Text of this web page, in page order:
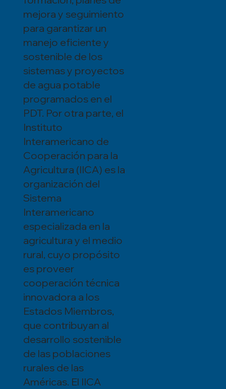
mejora y seguimiento
para garantizar un
manejo eficiente y
sostenible de los
sistemas y proyectos
de agua potable
programados en el
PDT. Por otra parte, el
Instituto
Interamericano de
Cooperación para la
Agricultura (IICA) es la
organización del
Sistema
Interamericano
especializada en la
agricultura y el medio
rural, cuyo propósito
es proveer
cooperación técnica
innovadora a los
Estados Miembros,
que contribuyan al
desarrollo sostenible
de las poblaciones
rurales de las
Américas. El IICA